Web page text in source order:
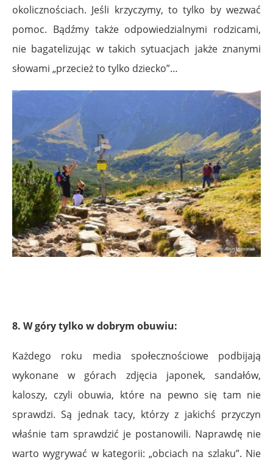
okolicznościach. Jeśli krzyczymy, to tylko by wezwać
pomoc. Bądźmy także odpowiedzialnymi rodzicami,
nie bagatelizując w takich sytuacjach jakże znanymi
słowami „przecież to tylko dziecko”…
8. W góry tylko w dobrym obuwiu:
Każdego roku media społecznościowe podbijają
wykonane w górach zdjęcia japonek, sandałów,
kaloszy, czyli obuwia, które na pewno się tam nie
sprawdzi. Są jednak tacy, którzy z jakichś przyczyn
właśnie tam sprawdzić je postanowili. Naprawdę nie
warto wygrywać w kategorii: „obciach na szlaku”. Nie